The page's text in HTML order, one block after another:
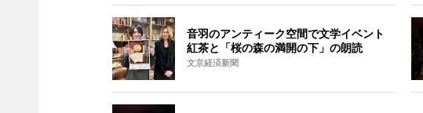
音羽のアンティーク空間で文学イベント
紅茶と「桜の森の満開の下」の朗読
文京経済新聞